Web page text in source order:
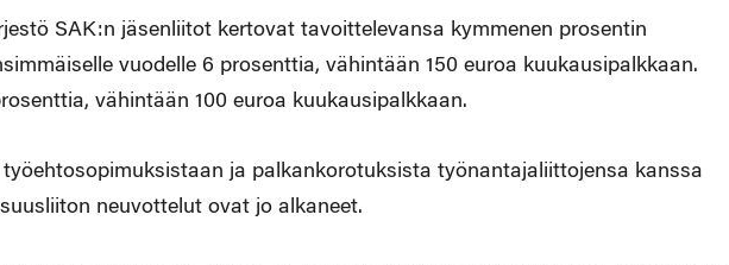
SAK:n jäsenliitot kertovat tavoittelevansa kymmenen prosentin
vuodelle 6 prosenttia, vähintään 150 euroa kuukausipalkkaan.
vähintään 100 euroa kuukausipalkkaan.
ja palkankorotuksista työnantajaliittojensa kanssa
neuvottelut ovat jo alkaneet.